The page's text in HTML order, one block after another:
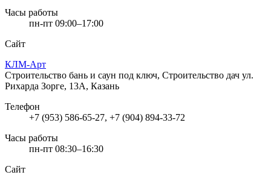
Часы работы
пн-пт 09:00–17:00
Сайт
КЛМ-Арт
Строительство бань и саун под ключ, Строительство дач ул.
Рихарда Зорге, 13А, Казань
Телефон
+7 (953) 586-65-27, +7 (904) 894-33-72
Часы работы
пн-пт 08:30–16:30
Сайт